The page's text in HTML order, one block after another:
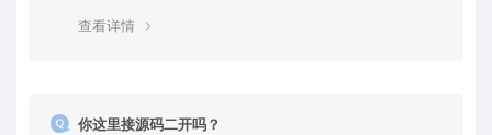
查看详情
你这里接源码二开吗？